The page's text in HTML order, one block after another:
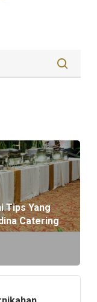
Tips Yang
Catering